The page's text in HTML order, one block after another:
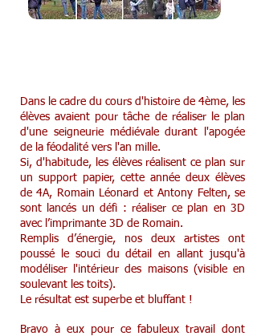
Dans le cadre du cours d'histoire de 4ème, les
élèves avaient pour tâche de réaliser le plan
d'une seigneurie médiévale durant l'apogée
de la féodalité vers l'an mille.
Si, d'habitude, les élèves réalisent ce plan sur
un support papier, cette année deux élèves
de 4A, Romain Léonard et Antony Felten, se
sont lancés un défi : réaliser ce plan en 3D
avec l’imprimante 3D de Romain.
Remplis d’énergie, nos deux artistes ont
poussé le souci du détail en allant jusqu'à
modéliser l'intérieur des maisons (visible en
soulevant les toits).
Le résultat est superbe et bluffant !
Bravo à eux pour ce fabuleux travail dont